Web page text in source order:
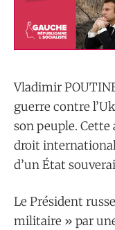
Vladimir
guerre contre
son peuple.
droit
d’un État
Le Président
militaire » par